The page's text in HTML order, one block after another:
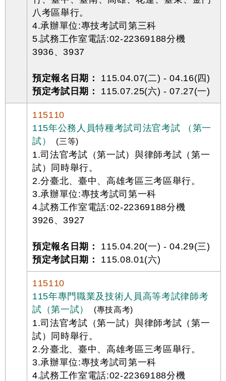
八考區舉行。
4.承辦單位:專技考試司第三科
5.試務工作室電話:02-22369188分機
3936、3937
預定報名日期：
115.04.07(二) - 04.16(四)
預定考試日期：
115.07.25(六) - 07.27(一)
115110
115年公務人員特種考試司法官考試 （第一
試）
(三等)
1.司法官考試（第一試）與律師考試（第一
試）同時舉行。
2.分臺北、臺中、高雄考區三考區舉行。
3.承辦單位:專技考試司第一科
4.試務工作室電話:02-22369188分機
3926、3927
預定報名日期：
115.04.20(一) - 04.29(三)
預定考試日期：
115.08.01(六)
115110
115年專門職業及技術人員高等考試律師考
試（第一試）
(專技高考)
1.司法官考試（第一試）與律師考試（第一
試）同時舉行。
2.分臺北、臺中、高雄考區三考區舉行。
3.承辦單位:專技考試司第一科
4.試務工作室電話:02-22369188分機